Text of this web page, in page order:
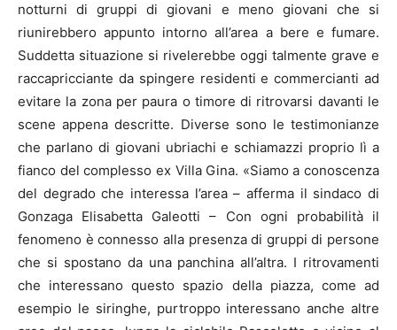
notturni di gruppi di giovani e meno giovani che si
riunirebbero appunto intorno all’area a bere e fumare.
Suddetta situazione si rivelerebbe oggi talmente grave e
raccapricciante da spingere residenti e commercianti ad
evitare la zona per paura o timore di ritrovarsi davanti le
scene appena descritte. Diverse sono le testimonianze
che parlano di giovani ubriachi e schiamazzi proprio lì a
fianco del complesso ex Villa Gina. «Siamo a conoscenza
del degrado che interessa l’area – afferma il sindaco di
Gonzaga Elisabetta Galeotti – Con ogni probabilità il
fenomeno è connesso alla presenza di gruppi di persone
che si spostano da una panchina all’altra. I ritrovamenti
che interessano questo spazio della piazza, come ad
esempio le siringhe, purtroppo interessano anche altre